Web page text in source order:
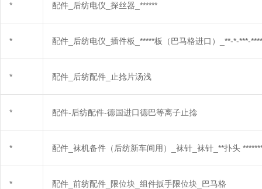
* 配件_后纺电仪_探丝器_******
* 配件_后纺电仪_插件板_*****板（巴马格进口）_**-*-***-****
* 配件_后纺配件_止捻片汤浅
* 配件-后纺配件-德国进口德巴等离子止捻
* 配件_袜机备件（后纺新车间用）_袜针_袜针_**扑头
* 配件_前纺配件_限位块_组件扳手限位块_巴马格